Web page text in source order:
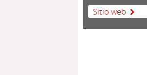
Sitio web